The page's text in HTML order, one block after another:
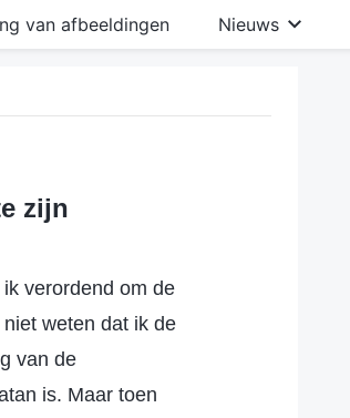
van afbeeldingen Nieuws
zijn
verordend om de
weten dat ik de
van de
is. Maar toen